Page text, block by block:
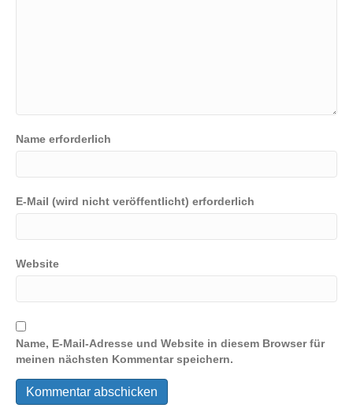
Name erforderlich
E-Mail (wird nicht veröffentlicht) erforderlich
Website
Name, E-Mail-Adresse und Website in diesem Browser für
meinen nächsten Kommentar speichern.